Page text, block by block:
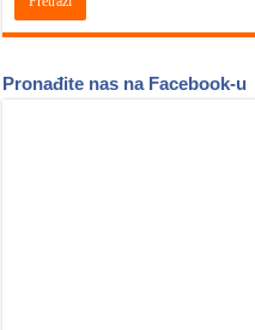
Pronađite nas na Facebook-u